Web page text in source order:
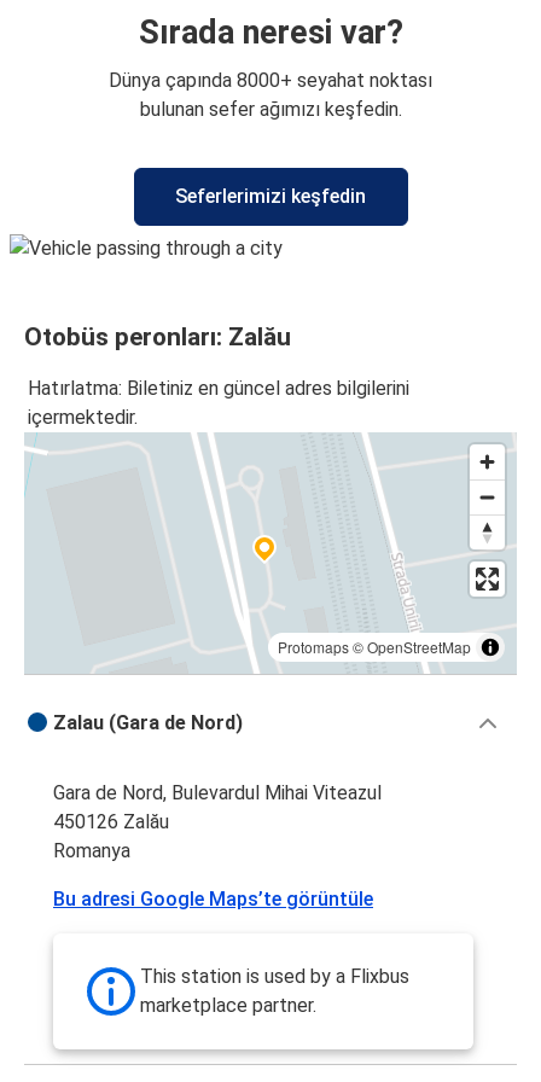
Sırada neresi var?
Dünya çapında 8000+ seyahat noktası
bulunan sefer ağımızı keşfedin.
Seferlerimizi keşfedin
Otobüs peronları: Zalău
Hatırlatma: Biletiniz en güncel adres bilgilerini
içermektedir.
Protomaps©OpenStreetMap
Zalau (Gara de Nord)
Gara de Nord, Bulevardul Mihai Viteazul
450126 Zalău
Romanya
Bu adresi Google Maps’te görüntüle
This station is used by a Flixbus
marketplace partner.